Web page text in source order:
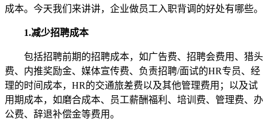
成本。今天我们来讲讲，企业做员工入职背调的好处有哪些。
1.减少招聘成本
包括招聘前期的招聘成本，如广告费、招聘会费用、猎头
费、内推奖励金、媒体宣传费、负责招聘/面试的HR专员、经
理的时间成本，HR的交通旅差费以及其他管理费用；以及试
用期成本，如磨合成本、员工薪酬福利、培训费、管理费、办
公费、辞退补偿金等费用。